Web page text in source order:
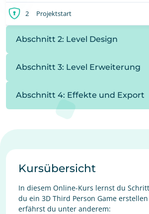
2 Projektstart
Abschnitt 2: Level Design
Abschnitt 3: Level Erweiterung
Abschnitt 4: Effekte und Export
Kursübersicht
In diesem Online-Kurs lernst du
du ein 3D Third Person Game
erfährst du unter anderem: